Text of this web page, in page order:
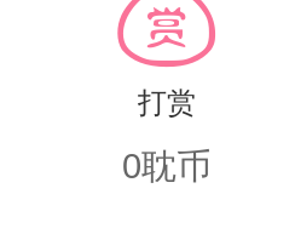
打赏
0耽币